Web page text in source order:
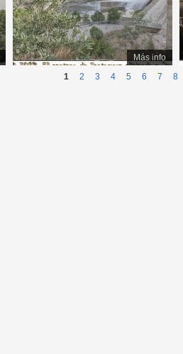
Más info
1 2 3 4 5 6 7 8